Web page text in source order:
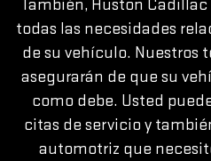
También, Huston Cadillac
todas las necesidades
de su vehículo. Nuestros
asegurarán de que su
como debe. Usted
citas de servicio y
automotriz que